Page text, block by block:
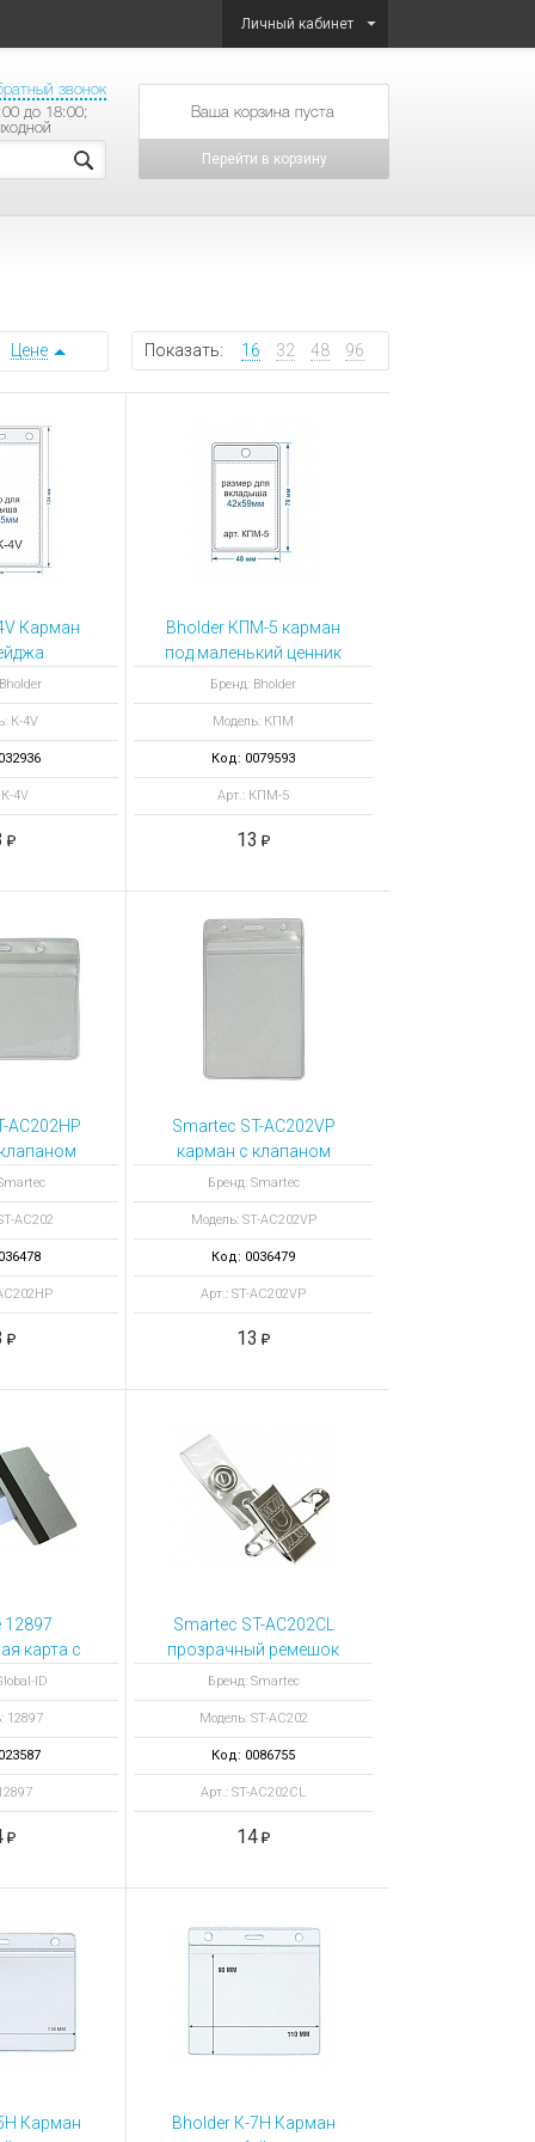
Личный кабинет
звонок
до 18:00;
товаров на сумму
Перейти в корзину
Показать: 16 32 48 96
Цене
Карман
К-4V
4V
Bholder КПМ-5 карман
под маленький ценник
Бренд: Bholder
Модель: КПМ
Код: 0079593
Арт.: КПМ-5
13
AC202HP
AC202
Smartec ST-AC202VP
карман с клапаном
вертикальный
Бренд: Smartec
Модель: ST-AC202VP
Код: 0036479
Арт.: ST-AC202VP
13
12897
карта с
полосой
ID
12897
Smartec ST-AC202CL
прозрачный ремешок
с металлическим
зажимом и булавкой
Бренд: Smartec
Модель: ST-AC202
Код: 0086755
Арт.: ST-AC202CL
14
Карман
Bholder К-7Н Карман